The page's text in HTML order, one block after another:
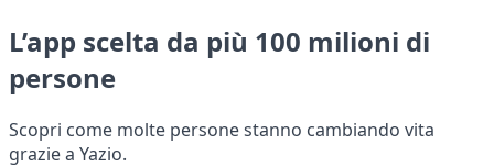
L’app scelta da più 100 milioni di
persone
Scopri come molte persone stanno cambiando vita
grazie a Yazio.